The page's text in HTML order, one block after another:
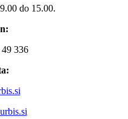
do 15.00.
336